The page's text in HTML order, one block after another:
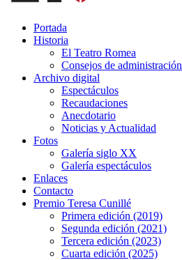
Portada
Historia
El Teatro Romea
Consejos de administración
Archivo digital
Espectáculos
Recaudaciones
Anecdotario
Noticias y Actualidad
Fotos
Galería siglo XX
Galería espectáculos
Enlaces
Contacto
Premio Teresa Cunillé
Primera edición (2019)
Segunda edición (2021)
Tercera edición (2023)
Cuarta edición (2025)